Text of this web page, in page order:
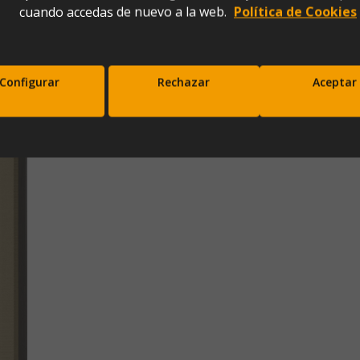
a nuestra newsletter y
cuando accedas de nuevo a la web. Política de Cookies
Configurar Rechazar Aceptar